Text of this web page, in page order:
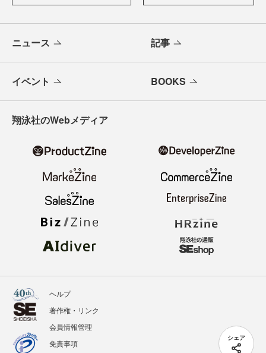
シェア
ニュース 記事
イベント BOOKS
翔泳社のWebメディア
ヘルプ
著作権・リンク
会員情報管理
免責事項